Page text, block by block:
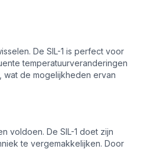
De SIL-1 is perfect voor
temperatuurveranderingen
wat de mogelijkheden ervan
voldoen. De SIL-1 doet zijn
te vergemakkelijken. Door